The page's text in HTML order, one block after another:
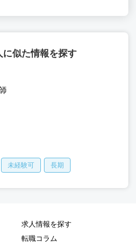
に似た情報を探す
未経験可 長期
求人情報を探す
転職コラム